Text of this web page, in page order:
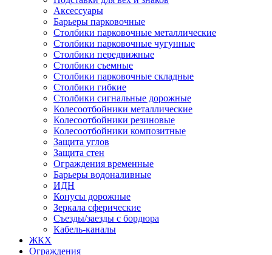
Аксессуары
Барьеры парковочные
Столбики парковочные металлические
Столбики парковочные чугунные
Столбики передвижные
Столбики съемные
Столбики парковочные складные
Столбики гибкие
Столбики сигнальные дорожные
Колесоотбойники металлические
Колесоотбойники резиновые
Колесоотбойники композитные
Защита углов
Защита стен
Ограждения временные
Барьеры водоналивные
ИДН
Конусы дорожные
Зеркала сферические
Съезды/заезды с бордюра
Кабель-каналы
ЖКХ
Ограждения